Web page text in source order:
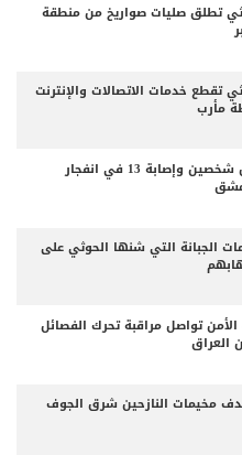
تطلق صليات صواريخ من منطقة
خدمات الاتصالات والإنترنت
مأرب
وزارة الصحة السورية: مقتل شخصين وإصابة 13 في انفجار
الجبانة التي شنها الحوثي على
تواصل مراقبة تحرك الفصائل
العراق
مخيمات النازحين شرق الجوف